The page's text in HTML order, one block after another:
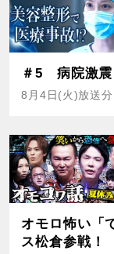
＃5 病院激震
8月4日(火)放送分
オモロ怖い「
ス松倉参戦！